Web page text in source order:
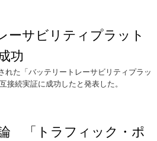
ーサビリティプラット
功
れた「バッテリートレーサビリティプラッ
接続実証に成功したと発表した。
「トラフィック・ポ